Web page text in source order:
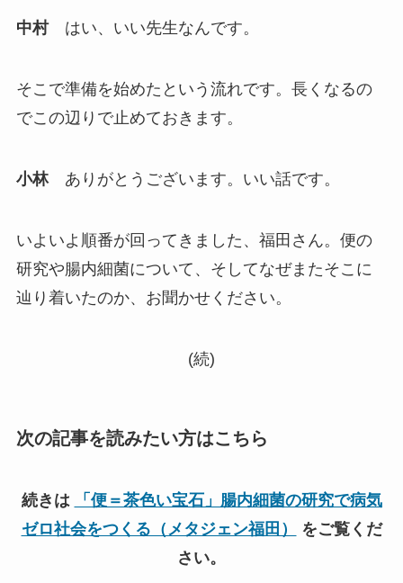
中村はい、いい先生なんです。
そこで準備を始めたという流れです。長くなるの
でこの辺りで止めておきます。
小林ありがとうございます。いい話です。
いよいよ順番が回ってきました、福田さん。便の
研究や腸内細菌について、そしてなぜまたそこに
辿り着いたのか、お聞かせください。
(続)
次の記事を読みたい方はこちら
続きは
「便＝茶色い宝石」腸内細菌の研究で病気
ゼロ社会をつくる（メタジェン福田）
をご覧くだ
さい。